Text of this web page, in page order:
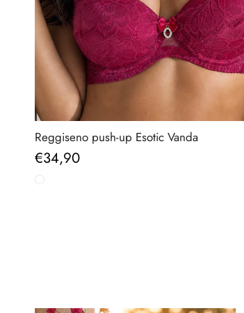
Reggiseno push-up Esotic Vanda
Prezzo normale
€34,90